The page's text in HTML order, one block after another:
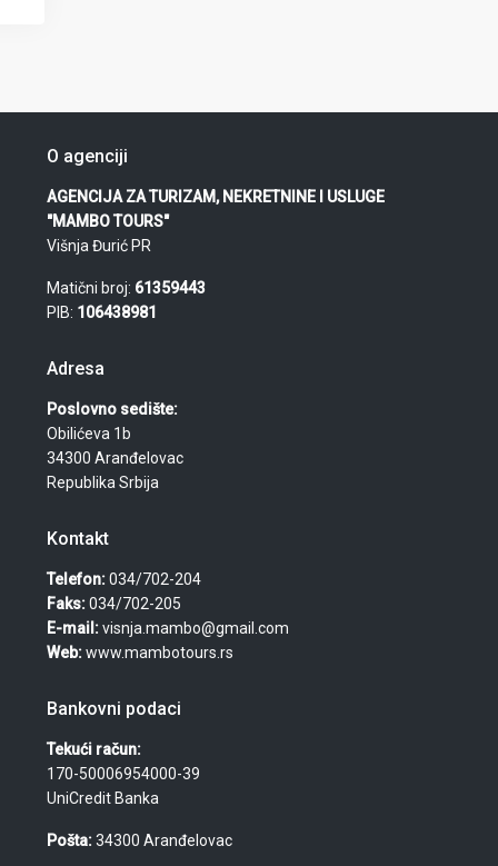
O agenciji
AGENCIJA ZA TURIZAM, NEKRETNINE I USLUGE
"MAMBO TOURS"
Višnja Đurić PR
Matični broj: 61359443
PIB: 106438981
Adresa
Poslovno sedište:
Obilićeva 1b
34300 Aranđelovac
Republika Srbija
Kontakt
Telefon:034/702-204
Faks:034/702-205
E-mail:visnja.mambo@gmail.com
Web:www.mambotours.rs
Bankovni podaci
Tekući račun:
170-50006954000-39
UniCredit Banka
Pošta:34300 Aranđelovac